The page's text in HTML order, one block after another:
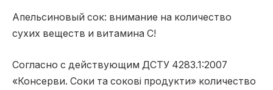
Апельсиновый сок: внимание на количество
сухих веществ и витамина С!
Согласно с действующим ДСТУ 4283.1:2007
«Консерви. Соки та сокові продукти» количество